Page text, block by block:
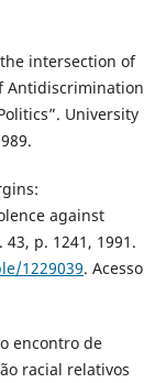
intersection of
Antidiscrimination
University
against
p. 1241, 1991.
1229039. Acesso
encontro de
racial relativos